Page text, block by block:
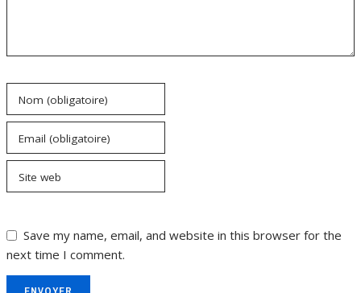
Nom (obligatoire)
Email (obligatoire)
Site web
Save my name, email, and website in this browser for the
next time I comment.